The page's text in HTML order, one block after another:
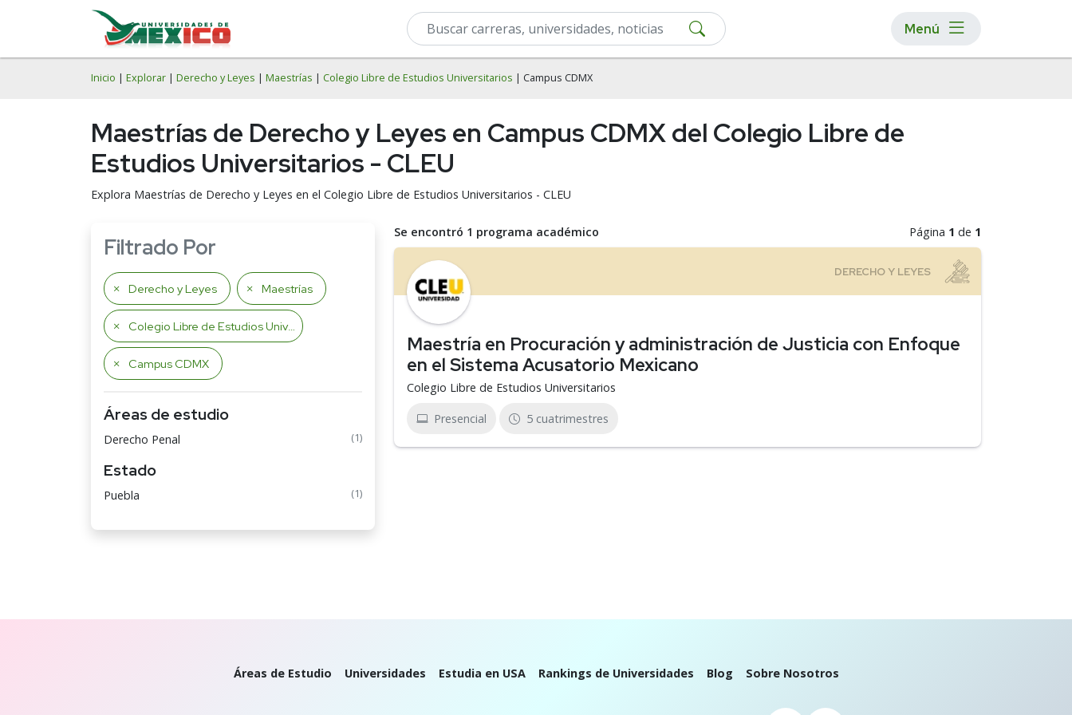
Menú
Inicio | Explorar | Derecho y Leyes | Maestrías | Colegio Libre de Estudios Universitarios | Campus CDMX
Maestrías de Derecho y Leyes en Campus CDMX del Colegio Libre de
Estudios Universitarios - CLEU
Explora Maestrías de Derecho y Leyes en el Colegio Libre de Estudios Universitarios - CLEU
Filtrado Por
Derecho y Leyes Maestrías
Colegio Libre de Estudios Universitarios
Campus CDMX
Áreas de estudio
Derecho Penal (1)
Estado
Puebla (1)
Se encontró 1 programa académico Página 1 de 1
Maestría en Procuración y administración de Justicia con Enfoque
en el Sistema Acusatorio Mexicano
Colegio Libre de Estudios Universitarios
Presencial 5 cuatrimestres
Áreas de Estudio Universidades Estudia en USA Rankings de Universidades Blog Sobre Nosotros